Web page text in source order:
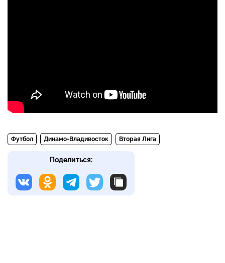
Футбол Динамо-Владивосток Вторая Лига
Поделиться: